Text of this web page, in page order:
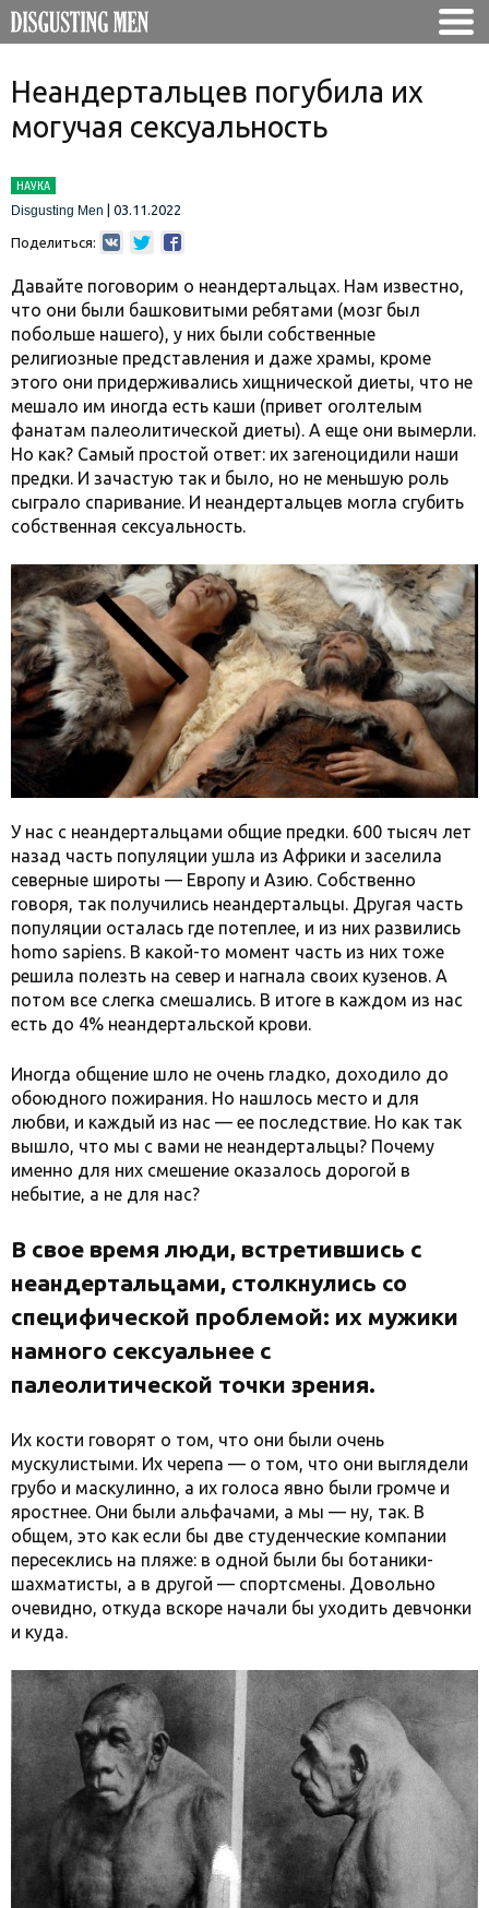
Неандертальцев погубила их
могучая сексуальность
НАУКА
Disgusting Men
03.11.2022
Поделиться:
Давайте поговорим о неандертальцах. Нам известно,
что они были башковитыми ребятами (мозг был
побольше нашего), у них были собственные
религиозные представления и даже храмы, кроме
этого они придерживались хищнической диеты, что не
мешало им иногда есть каши (привет оголтелым
фанатам палеолитической диеты). А еще они вымерли.
Но как? Самый простой ответ: их загеноцидили наши
предки. И зачастую так и было, но не меньшую роль
сыграло спаривание. И неандертальцев могла сгубить
собственная сексуальность.
У нас с неандертальцами общие предки. 600 тысяч лет
назад часть популяции ушла из Африки и заселила
северные широты — Европу и Азию. Собственно
говоря, так получились неандертальцы. Другая часть
популяции осталась где потеплее, и из них развились
homo sapiens. В какой-то момент часть из них тоже
решила полезть на север и нагнала своих кузенов. А
потом все слегка смешались. В итоге в каждом из нас
есть до 4% неандертальской крови.
Иногда общение шло не очень гладко, доходило до
обоюдного пожирания. Но нашлось место и для
любви, и каждый из нас — ее последствие. Но как так
вышло, что мы с вами не неандертальцы? Почему
именно для них смешение оказалось дорогой в
небытие, а не для нас?
В свое время люди, встретившись с
неандертальцами, столкнулись со
специфической проблемой: их мужики
намного сексуальнее с
палеолитической точки зрения.
Их кости говорят о том, что они были очень
мускулистыми. Их черепа — о том, что они выглядели
грубо и маскулинно, а их голоса явно были громче и
яростнее. Они были альфачами, а мы — ну, так. В
общем, это как если бы две студенческие компании
пересеклись на пляже: в одной были бы ботаники-
шахматисты, а в другой — спортсмены. Довольно
очевидно, откуда вскоре начали бы уходить девчонки
и куда.